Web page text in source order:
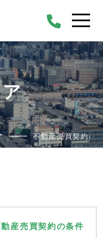
不動産売買契約の
産売買契約の条件